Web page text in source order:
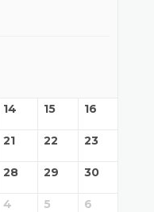
14 15 16
21 22 23
28 29 30
4 5 6